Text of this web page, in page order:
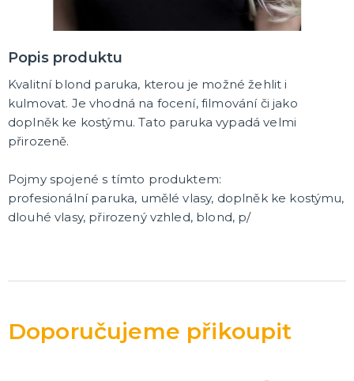
Nové kostýmy a doplňky
Popis produktu
Kvalitní blond paruka, kterou je možné žehlit i
kulmovat. Je vhodná na focení, filmování či jako
doplněk ke kostýmu. Tato paruka vypadá velmi
přirozeně.
Pojmy spojené s tímto produktem:
profesionální paruka, umělé vlasy, doplněk ke kostýmu,
dlouhé vlasy, přirozený vzhled, blond, p/
Doporučujeme přikoupit